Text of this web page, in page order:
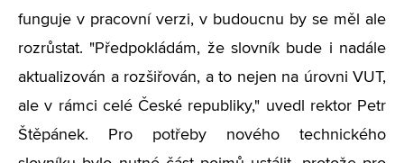
funguje v pracovní verzi, v budoucnu by se měl ale
rozrůstat. "Předpokládám, že slovník bude i nadále
aktualizován a rozšiřován, a to nejen na úrovni VUT,
ale v rámci celé České republiky," uvedl rektor Petr
Štěpánek. Pro potřeby nového technického